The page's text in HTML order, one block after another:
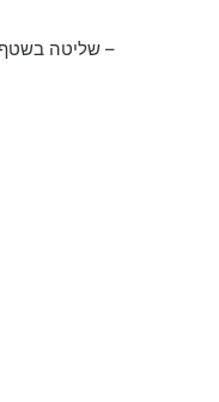
– שליטה בשטף